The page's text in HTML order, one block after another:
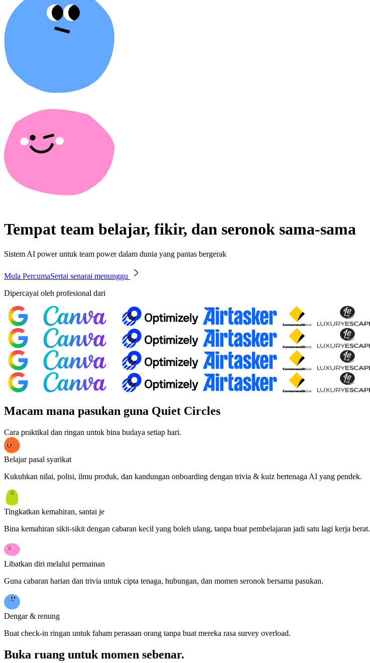
Tempat team belajar, fikir, dan seronok sama-sama
Sistem AI power untuk team power dalam dunia yang pantas bergerak
Mula PercumaSertai senarai menunggu
Dipercayai oleh profesional dari
Macam mana pasukan guna Quiet Circles
Cara praktikal dan ringan untuk bina budaya setiap hari.
Belajar pasal syarikat
Kukuhkan nilai, polisi, ilmu produk, dan kandungan onboarding dengan trivia & kuiz bertenaga AI yang pendek.
Tingkatkan kemahiran, santai je
Bina kemahiran sikit-sikit dengan cabaran kecil yang boleh ulang, tanpa buat pembelajaran jadi satu lagi kerja berat.
Libatkan diri melalui permainan
Guna cabaran harian dan trivia untuk cipta tenaga, hubungan, dan momen seronok bersama pasukan.
Dengar & renung
Buat check-in ringan untuk faham perasaan orang tanpa buat mereka rasa survey overload.
Buka ruang untuk momen sebenar.